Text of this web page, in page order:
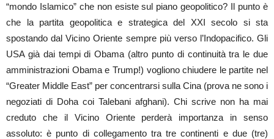
“mondo Islamico” che non esiste sul piano geopolitico? Il punto è
che la partita geopolitica e strategica del XXI secolo si sta
spostando dal Vicino Oriente sempre più verso l’Indopacifico. Gli
USA già dai tempi di Obama (altro punto di continuità tra le due
amministrazioni Obama e Trump!) vogliono chiudere le partite nel
“Greater Middle East” per concentrarsi sulla Cina (prova ne sono i
negoziati di Doha coi Talebani afghani). Chi scrive non ha mai
creduto che il Vicino Oriente perderà importanza in senso
assoluto: è punto di collegamento tra tre continenti e due (tre)